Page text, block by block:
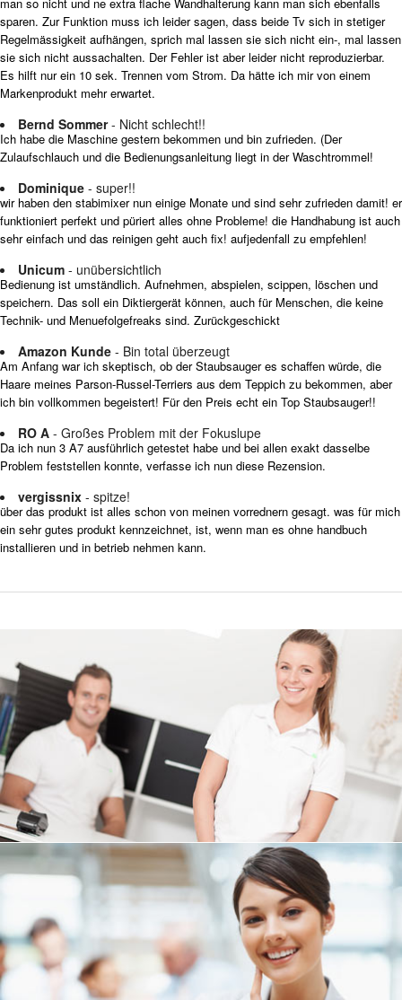
sparen. Zur Funktion muss ich leider sagen, dass beide Tv sich in stetiger
Regelmässigkeit aufhängen, sprich mal lassen sie sich nicht ein-, mal lassen
sie sich nicht aussachalten. Der Fehler ist aber leider nicht reproduzierbar.
Es hilft nur ein 10 sek. Trennen vom Strom. Da hätte ich mir von einem
Markenprodukt mehr erwartet.
Bernd Sommer- Nicht schlecht!!
Ich habe die Maschine gestern bekommen und bin zufrieden. (Der
Zulaufschlauch und die Bedienungsanleitung liegt in der Waschtrommel!
Dominique - super!!
wir haben den stabimixer nun einige Monate und sind sehr zufrieden damit! er
funktioniert perfekt und püriert alles ohne Probleme! die Handhabung ist auch
sehr einfach und das reinigen geht auch fix! aufjedenfall zu empfehlen!
Unicum - unübersichtlich
Bedienung ist umständlich. Aufnehmen, abspielen, scippen, löschen und
speichern. Das soll ein Diktiergerät können, auch für Menschen, die keine
Technik- und Menuefolgefreaks sind. Zurückgeschickt
Amazon Kunde - Bin total überzeugt
Am Anfang war ich skeptisch, ob der Staubsauger es schaffen würde, die
Haare meines Parson-Russel-Terriers aus dem Teppich zu bekommen, aber
ich bin vollkommen begeistert! Für den Preis echt ein Top Staubsauger!!
RO A - Großes Problem mit der Fokuslupe
Da ich nun 3 A7 ausführlich getestet habe und bei allen exakt dasselbe
Problem feststellen konnte, verfasse ich nun diese Rezension.
vergissnix - spitze!
über das produkt ist alles schon von meinen vorrednern gesagt. was für mich
ein sehr gutes produkt kennzeichnet, ist, wenn man es ohne handbuch
installieren und in betrieb nehmen kann.